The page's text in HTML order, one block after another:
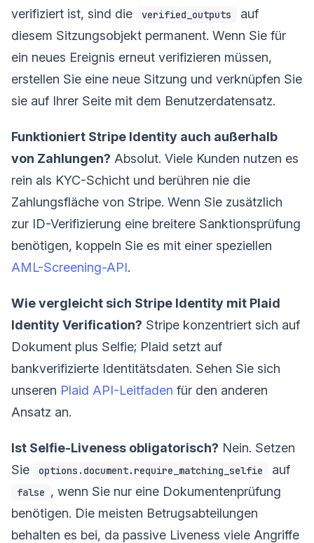
verifiziert ist, sind die
verified_outputs
auf
diesem Sitzungsobjekt permanent. Wenn Sie für
ein neues Ereignis erneut verifizieren müssen,
erstellen Sie eine neue Sitzung und verknüpfen Sie
sie auf Ihrer Seite mit dem Benutzerdatensatz.
Funktioniert Stripe Identity auch außerhalb
von Zahlungen? Absolut. Viele Kunden nutzen es
rein als KYC-Schicht und berühren nie die
Zahlungsfläche von Stripe. Wenn Sie zusätzlich
zur ID-Verifizierung eine breitere Sanktionsprüfung
benötigen, koppeln Sie es mit einer speziellen
AML-Screening-API.
Wie vergleicht sich Stripe Identity mit Plaid
Identity Verification? Stripe konzentriert sich auf
Dokument plus Selfie; Plaid setzt auf
bankverifizierte Identitätsdaten. Sehen Sie sich
unseren Plaid API-Leitfaden für den anderen
Ansatz an.
Ist Selfie-Liveness obligatorisch? Nein. Setzen
Sie
options.document.require_matching_selfie auf
false , wenn Sie nur eine Dokumentenprüfung
benötigen. Die meisten Betrugsabteilungen
behalten es bei, da passive Liveness viele Angriffe